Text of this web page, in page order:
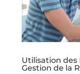
Utilisation des
Gestion de la